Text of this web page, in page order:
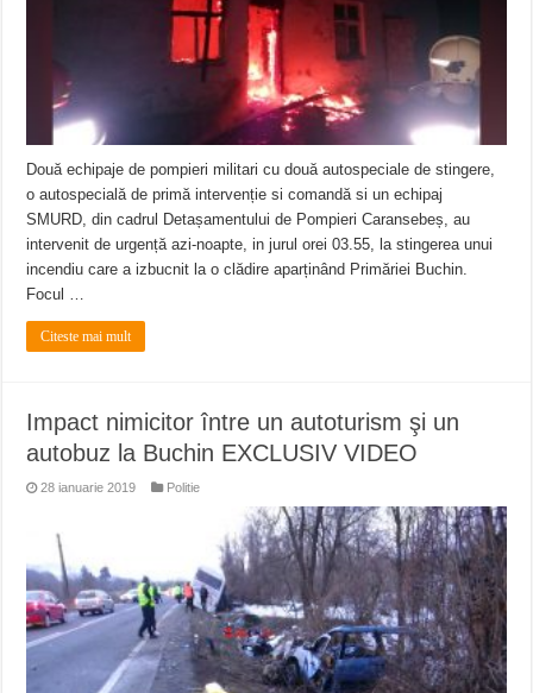
Două echipaje de pompieri militari cu două autospeciale de stingere,
o autospecială de primă intervenție si comandă si un echipaj
SMURD, din cadrul Detașamentului de Pompieri Caransebeș, au
intervenit de urgență azi-noapte, in jurul orei 03.55, la stingerea unui
incendiu care a izbucnit la o clădire aparținând Primăriei Buchin.
Focul …
Citeste mai mult
Impact nimicitor între un autoturism şi un
autobuz la Buchin EXCLUSIV VIDEO
28 ianuarie 2019 Politie